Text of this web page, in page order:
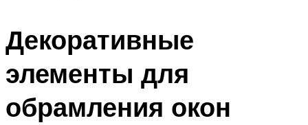
Декоративные
элементы для
обрамления окон